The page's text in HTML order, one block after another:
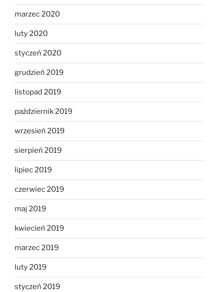
marzec 2020
luty 2020
styczeń 2020
grudzień 2019
listopad 2019
październik 2019
wrzesień 2019
sierpień 2019
lipiec 2019
czerwiec 2019
maj 2019
kwiecień 2019
marzec 2019
luty 2019
styczeń 2019